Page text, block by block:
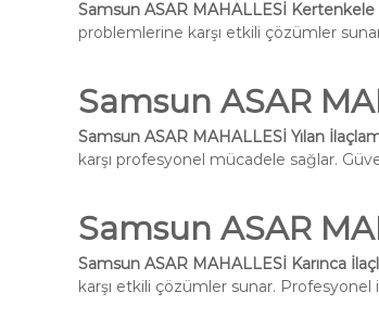
Samsun ASAR MAHALLESİ Kertenkele
problemlerine karşı etkili çözümler
Samsun ASAR
Samsun ASAR MAHALLESİ Yılan
karşı profesyonel mücadele sağlar.
Samsun ASAR
Samsun ASAR MAHALLESİ Karınca
karşı etkili çözümler sunar. Profesyonel